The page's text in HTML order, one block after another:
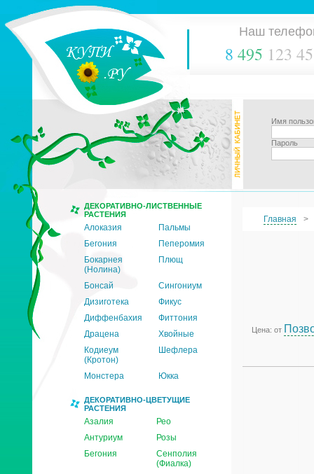
Наш
8 495 123
Имя
Пароль
ДЕКОРАТИВНО-ЛИСТВЕННЫЕ
РАСТЕНИЯ
Алоказия
Пальмы
Бегония
Пеперомия
Бокарнея
(Нолина)
Плющ
Бонсай
Сингониум
Дизиготека
Фикус
Диффенбахия
Фиттония
Драцена
Хвойные
Кодиеум
(Кротон)
Шефлера
Монстера Юкка
ДЕКОРАТИВНО-ЦВЕТУЩИЕ
РАСТЕНИЯ
Азалия
Рео
Антуриум
Розы
Бегония
Сенполия
(Фиалка)
Главная
Цена: от